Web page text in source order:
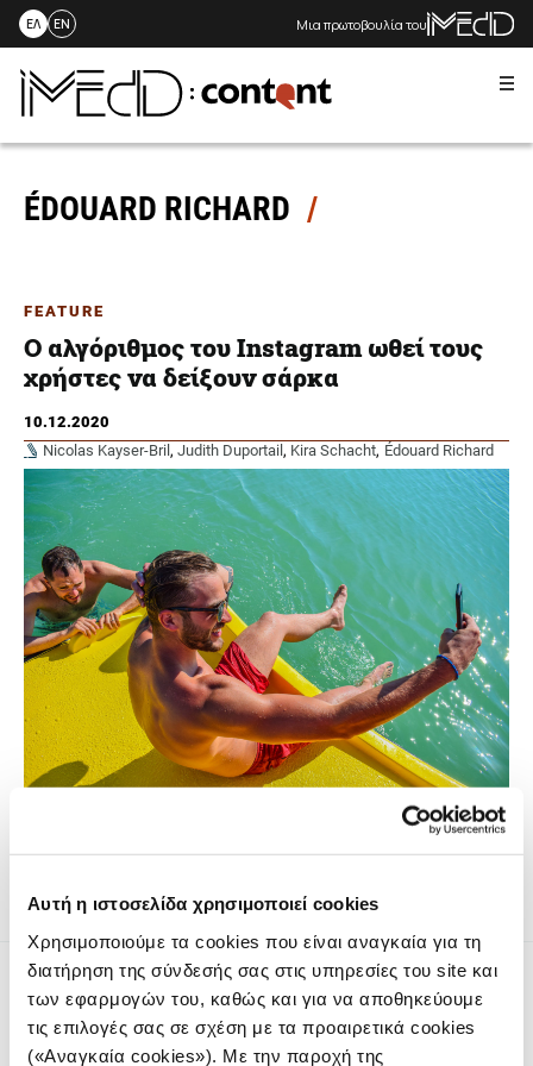
Αυτή η ιστοσελίδα χρησιμοποιεί cookies
Χρησιμοποιούμε τα cookies που είναι αναγκαία για τη
διατήρηση της σύνδεσής σας στις υπηρεσίες του site και
των εφαρμογών του, καθώς και για να αποθηκεύουμε
τις επιλογές σας σε σχέση με τα προαιρετικά cookies
(«Αναγκαία cookies»). Με την παροχή της
Skip
content
ΕΛ EN Μια πρωτοβουλία του
ÉDOUARD RICHARD
FEATURE
Ο αλγόριθμος του Instagram ωθεί τους
χρήστες να δείξουν σάρκα
10.12.2020
Nicolas Kayser-Bril , Judith Duportail, Kira Schacht, Édouard Richard
Αποκλειστική έρευνα δείχνει οτι ο αλγόριθμος του